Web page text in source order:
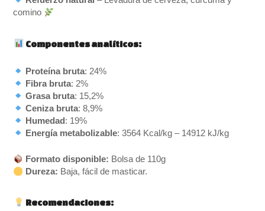
comino
Componentes analíticos:
Proteína bruta: 24%
Fibra bruta: 2%
Grasa bruta: 15,2%
Ceniza bruta: 8,9%
Humedad : 19%
Energía metabolizable: 3564 Kcal/kg – 14912 kJ/kg
Formato disponible: Bolsa de 110g
Dureza: Baja, fácil de masticar.
Recomendaciones: